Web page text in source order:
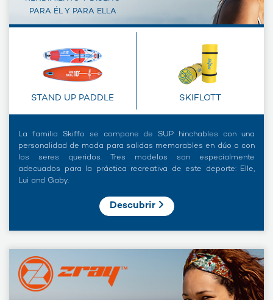
PARA ÉL Y PARA ELLA
STAND UP PADDLE SKIFLOTT
La familia Skiffo se compone de SUP hinchables con una
personalidad de moda para salidas memorables en dúo o con
los seres queridos. Tres modelos son especialmente
adecuados para la práctica recreativa de este deporte: Elle,
Lui and Gaby.
Descubrir